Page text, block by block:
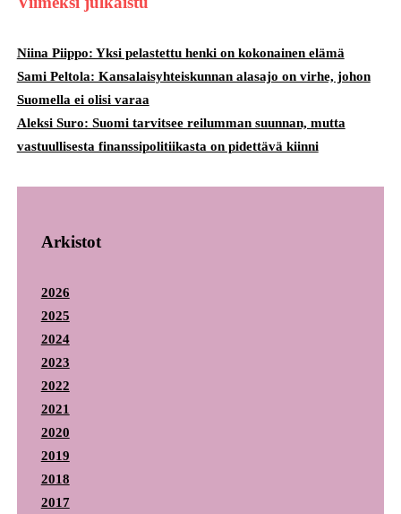
Niina Piippo: Yksi pelastettu henki on kokonainen elämä
Sami Peltola: Kansalaisyhteiskunnan alasajo on virhe, johon
Suomella ei olisi varaa
Aleksi Suro: Suomi tarvitsee reilumman suunnan, mutta
vastuullisesta finanssipolitiikasta on pidettävä kiinni
Arkistot
2026
2025
2024
2023
2022
2021
2020
2019
2018
2017